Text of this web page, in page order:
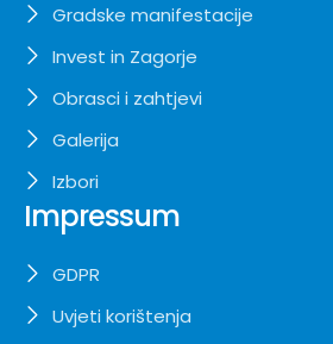
Gradske manifestacije
Invest in Zagorje
Obrasci i zahtjevi
Galerija
Izbori
Impressum
GDPR
Uvjeti korištenja